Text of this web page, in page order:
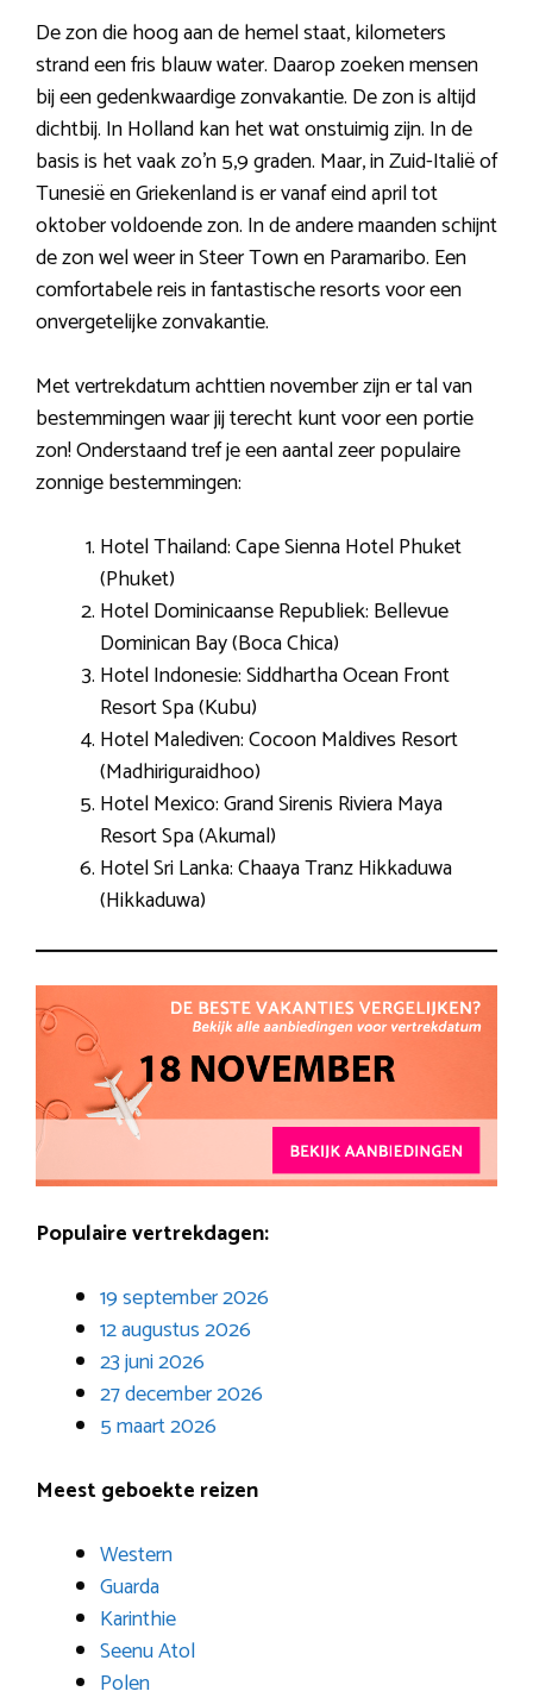
De zon die hoog aan de hemel staat, kilometers
strand een fris blauw water. Daarop zoeken mensen
bij een gedenkwaardige zonvakantie. De zon is altijd
dichtbij. In Holland kan het wat onstuimig zijn. In de
basis is het vaak zo’n 5,9 graden. Maar, in Zuid-Italië of
Tunesië en Griekenland is er vanaf eind april tot
oktober voldoende zon. In de andere maanden schijnt
de zon wel weer in Steer Town en Paramaribo. Een
comfortabele reis in fantastische resorts voor een
onvergetelijke zonvakantie.
Met vertrekdatum achttien november zijn er tal van
bestemmingen waar jij terecht kunt voor een portie
zon! Onderstaand tref je een aantal zeer populaire
zonnige bestemmingen:
Hotel Thailand: Cape Sienna Hotel Phuket
(Phuket)
Hotel Dominicaanse Republiek: Bellevue
Dominican Bay (Boca Chica)
Hotel Indonesie: Siddhartha Ocean Front
Resort Spa (Kubu)
Hotel Malediven: Cocoon Maldives Resort
(Madhiriguraidhoo)
Hotel Mexico: Grand Sirenis Riviera Maya
Resort Spa (Akumal)
Hotel Sri Lanka: Chaaya Tranz Hikkaduwa
(Hikkaduwa)
Populaire vertrekdagen:
19 september 2026
12 augustus 2026
23 juni 2026
27 december 2026
5 maart 2026
Meest geboekte reizen
Western
Guarda
Karinthie
Seenu Atol
Polen